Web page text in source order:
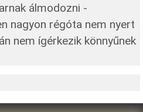
álmodozni -
nagyon régóta nem nyert
nem ígérkezik könnyűnek